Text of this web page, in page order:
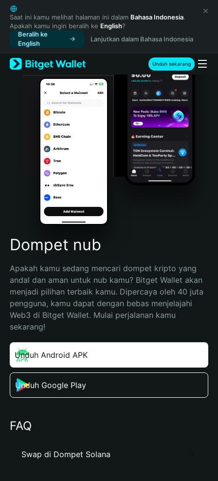
English
日本語
Tiếng Việt
Русский
Español (Latinoamérica)
Türkçe
Italiano
Português (Portugal)
Bahasa Indonesia
Português (Brasil)
Español (Argentina)
Saat ini kamu melihat halaman ini dalam Bahasa Indonesia.
Apakah kamu ingin beralih ke English?
Beralih ke
English
Lanjutkan dalam Bahasa Indonesia
Unduh sekarang
Dompet nub
Apakah kamu sedang mencari dompet kripto yang
andal dan aman untuk nub kamu? Bitget Wallet akan
menjadi pilihan terbaik kamu. Dipercaya oleh 40 juta
pengguna, kamu dapat dengan bebas menjelajahi
Web3 di Bitget Wallet. Mulai perjalanan kamu
sekarang!
Unduh Android APK
Unduh Google Play
FAQ
Swap di Dompet Solana